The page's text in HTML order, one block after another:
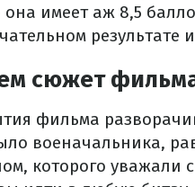
она имеет аж 8,5
результате
сюжет
фильма
военачальника,
которого уважали